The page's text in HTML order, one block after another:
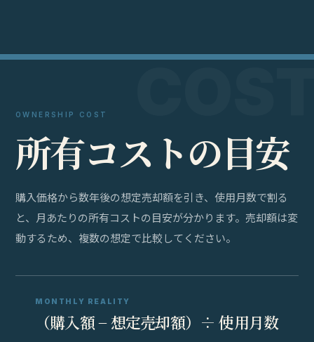
OWNERSHIP COST
所有コス トの目安
購入価格から数年後の想定売却額を引き、使用月数で割る
と、月あたりの所有コストの目安が分かります。売却額は変
動するため、複数の想定で比較してください。
MONTHLY REALITY
（購入額 − 想定売却額）÷ 使用月数